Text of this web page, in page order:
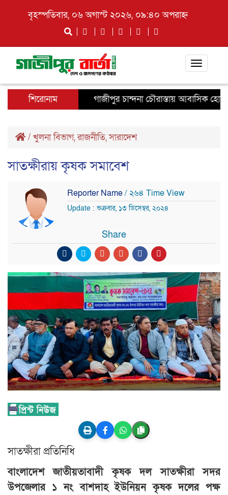
বৃহস্পতিবার, ০৬ অগাস্ট ২০২৬, ০৯:৪০ অপরাহ্ন
Toggle
শিরোনাম
গাজীপুর চান্দনা চৌরাস্তায় আবাসিক
/ খুলনা বিভাগ,রাজনীতি,সারাদেশ
সাতক্ষীরায় কৃষক সমাবেশ
Reporter Name/ ২৬৪ Time View
Update : শুক্রবার, ১৩ ডিসেম্বর, ২০২৪
Share
সাতক্ষীরা প্রতিনিধি
বাংলাদেশ জাতীয়তাবাদী কৃষক দল সাতক্ষীরা সদর
উপজেলার ১ নং বাশদাহ ইউনিয়ন কৃষক দলের পক্ষ